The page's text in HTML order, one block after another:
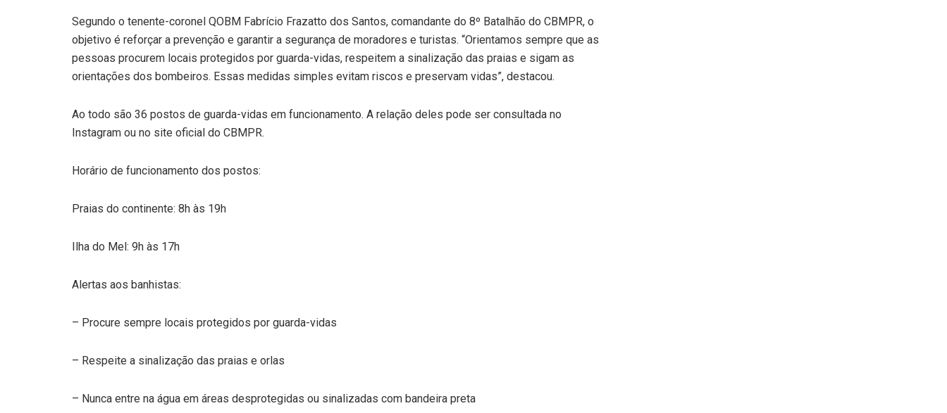
Segundo o tenente-coronel QOBM Fabrício Frazatto dos Santos, comandante do 8º Batalhão do CBMPR, o
objetivo é reforçar a prevenção e garantir a segurança de moradores e turistas. “Orientamos sempre que as
pessoas procurem locais protegidos por guarda-vidas, respeitem a sinalização das praias e sigam as
orientações dos bombeiros. Essas medidas simples evitam riscos e preservam vidas”, destacou.
Ao todo são 36 postos de guarda-vidas em funcionamento. A relação deles pode ser consultada no
Instagram ou no site oficial do CBMPR.
Horário de funcionamento dos postos:
Praias do continente: 8h às 19h
Ilha do Mel: 9h às 17h
Alertas aos banhistas:
– Procure sempre locais protegidos por guarda-vidas
– Respeite a sinalização das praias e orlas
– Nunca entre na água em áreas desprotegidas ou sinalizadas com bandeira preta